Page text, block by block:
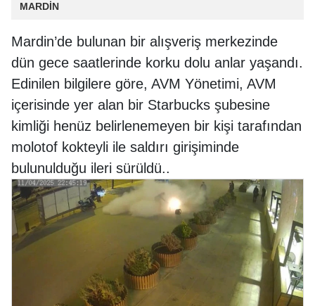
MARDİN
Mardin’de bulunan bir alışveriş merkezinde
dün gece saatlerinde korku dolu anlar yaşandı.
Edinilen bilgilere göre, AVM Yönetimi, AVM
içerisinde yer alan bir Starbucks şubesine
kimliği henüz belirlenemeyen bir kişi tarafından
molotof kokteyli ile saldırı girişiminde
bulunulduğu ileri sürüldü..